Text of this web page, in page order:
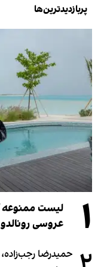
پربازدیدترین‌ها
۱
عروسی
حمیدرضا